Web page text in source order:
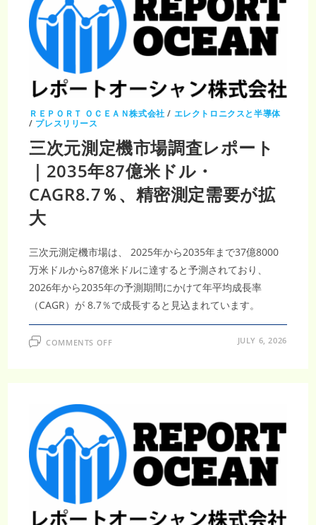
ー
ト
｜
2035
年
253
万
米
ド
ル・
CAGR25.36％、
マ
ー
ト
計
測
技
術
が
ＲＥＰＯＲＴ ＯＣＥＡＮ株式会社 / エレクトロニクスと半導体
/ プレスリリース
三次元測定機市場調査レポート
｜2035年87億米ドル・
CAGR8.7％、精密測定需要が拡
大
三次元測定機市場は、 2025年から2035年まで37億8000
万米ドルから87億米ドルに達すると予測されており、
2026年から2035年の予測期間にかけて年平均成長率
（CAGR）が 8.7％で成長すると見込まれています。
COMMENTS OFFON
調
査
レ
ポ
ー
ト
｜
2035
億
JULY 6, 2026